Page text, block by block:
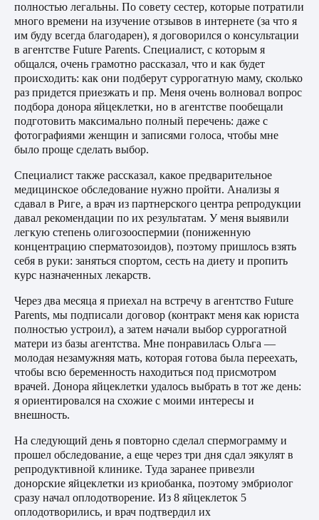
полностью легальны. По совету сестер, которые потратили
много времени на изучение отзывов в интернете (за что я
им буду всегда благодарен), я договорился о консультации
в агентстве Future Parents. Специалист, с которым я
общался, очень грамотно рассказал, что и как будет
происходить: как они подберут суррогатную маму, сколько
раз придется приезжать и пр. Меня очень волновал вопрос
подбора донора яйцеклетки, но в агентстве пообещали
подготовить максимально полный перечень: даже с
фотографиями женщин и записями голоса, чтобы мне
было проще сделать выбор.
Специалист также рассказал, какое предварительное
медицинское обследование нужно пройти. Анализы я
сдавал в Риге, а врач из партнерского центра репродукции
давал рекомендации по их результатам. У меня выявили
легкую степень олигозооспермии (пониженную
концентрацию сперматозоидов), поэтому пришлось взять
себя в руки: заняться спортом, сесть на диету и пропить
курс назначенных лекарств.
Через два месяца я приехал на встречу в агентство Future
Parents, мы подписали договор (контракт меня как юриста
полностью устроил), а затем начали выбор суррогатной
матери из базы агентства. Мне понравилась Ольга —
молодая незамужняя мать, которая готова была переехать,
чтобы всю беременность находиться под присмотром
врачей. Донора яйцеклетки удалось выбрать в тот же день:
я ориентировался на схожие с моими интересы и
внешность.
На следующий день я повторно сделал спермограмму и
прошел обследование, а еще через три дня сдал эякулят в
репродуктивной клинике. Туда заранее привезли
донорские яйцеклетки из криобанка, поэтому эмбриолог
сразу начал оплодотворение. Из 8 яйцеклеток 5
оплодотворились, и врач подтвердил их